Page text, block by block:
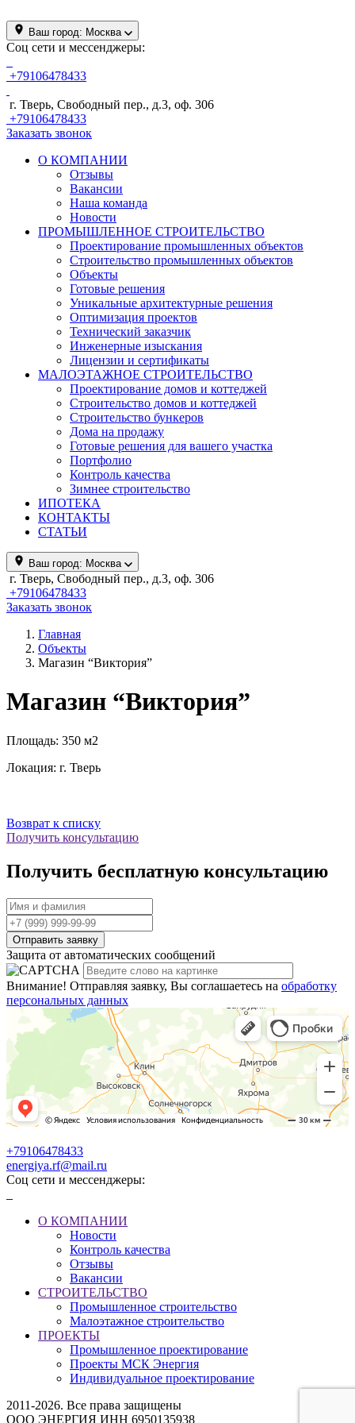
Ваш город: Москва
Соц сети и мессенджеры:
+79106478433
г. Тверь, Свободный пер., д.3, оф. 306
+79106478433
Заказать звонок
О КОМПАНИИ
Отзывы
Вакансии
Наша команда
Новости
ПРОМЫШЛЕННОЕ СТРОИТЕЛЬСТВО
Проектирование промышленных объектов
Строительство промышленных объектов
Объекты
Готовые решения
Уникальные архитектурные решения
Оптимизация проектов
Технический заказчик
Инженерные изыскания
Лицензии и сертификаты
МАЛОЭТАЖНОЕ СТРОИТЕЛЬСТВО
Проектирование домов и коттеджей
Строительство домов и коттеджей
Строительство бункеров
Дома на продажу
Готовые решения для вашего участка
Портфолио
Контроль качества
Зимнее строительство
ИПОТЕКА
КОНТАКТЫ
СТАТЬИ
Ваш город: Москва
г. Тверь, Свободный пер., д.3, оф. 306
+79106478433
Заказать звонок
Главная
Объекты
Магазин “Виктория”
Магазин “Виктория”
Площадь: 350 м2
Локация: г. Тверь
Возврат к списку
Получить консультацию
Получить бесплатную консультацию
Защита от автоматических сообщений
Внимание! Отправляя заявку, Вы соглашаетесь на обработку
персональных данных
+79106478433
energiya.rf@mail.ru
Соц сети и мессенджеры:
О КОМПАНИИ
Новости
Контроль качества
Отзывы
Вакансии
СТРОИТЕЛЬСТВО
Промышленное строительство
Малоэтажное строительство
ПРОЕКТЫ
Промышленное проектирование
Проекты МСК Энергия
Индивидуальное проектирование
2011-2026. Все права защищены
ООО ЭНЕРГИЯ ИНН 6950135938